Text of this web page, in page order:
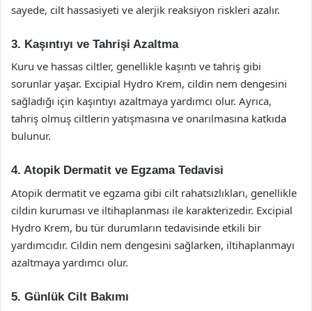
sayede, cilt hassasiyeti ve alerjik reaksiyon riskleri azalır.
3. Kaşıntıyı ve Tahrişi Azaltma
Kuru ve hassas ciltler, genellikle kaşıntı ve tahriş gibi
sorunlar yaşar. Excipial Hydro Krem, cildin nem dengesini
sağladığı için kaşıntıyı azaltmaya yardımcı olur. Ayrıca,
tahriş olmuş ciltlerin yatışmasına ve onarılmasına katkıda
bulunur.
4. Atopik Dermatit ve Egzama Tedavisi
Atopik dermatit ve egzama gibi cilt rahatsızlıkları, genellikle
cildin kuruması ve iltihaplanması ile karakterizedir. Excipial
Hydro Krem, bu tür durumların tedavisinde etkili bir
yardımcıdır. Cildin nem dengesini sağlarken, iltihaplanmayı
azaltmaya yardımcı olur.
5. Günlük Cilt Bakımı